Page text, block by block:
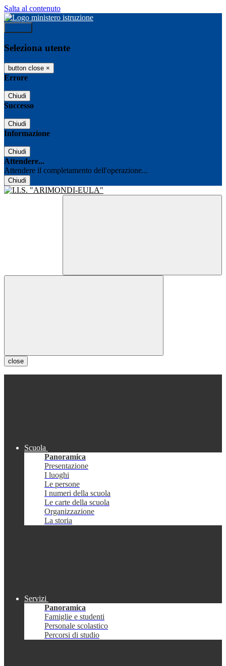
Salta al contenuto
Seleziona utente
button close ×
Errore
Chiudi
Successo
Chiudi
Informazione
Chiudi
Attendere...
Attendere il completamento dell'operazione...
Chiudi
close
Scuola
Panoramica
Presentazione
I luoghi
Le persone
I numeri della scuola
Le carte della scuola
Organizzazione
La storia
Servizi
Panoramica
Famiglie e studenti
Personale scolastico
Percorsi di studio